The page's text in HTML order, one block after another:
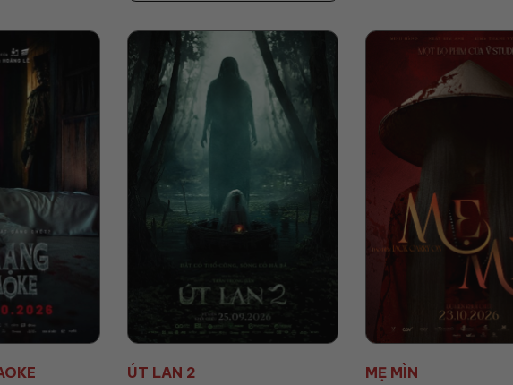
MẸ MÌN AGITO: CUỘC CHIẾ...